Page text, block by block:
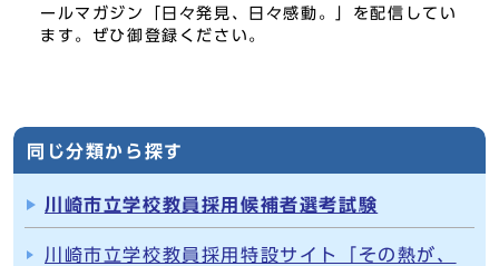
ールマガジン「日々発見、日々感動。」を配信してい
ます。ぜひ御登録ください。
同じ分類から探す
川崎市立学校教員採用候補者選考試験
川崎市立学校教員採用特設サイト「その熱が、